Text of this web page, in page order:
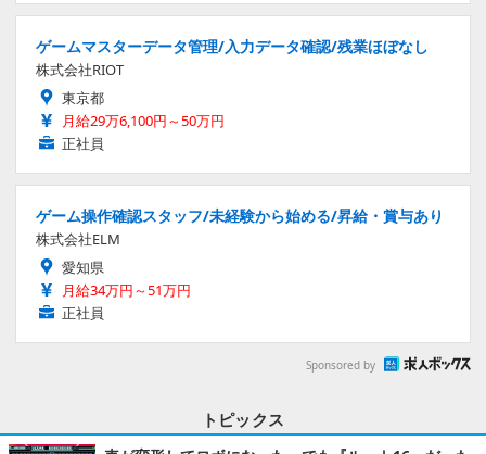
ゲームマスターデータ管理/入力データ確認/残業ほぼなし
株式会社RIOT
東京都
月給29万6,100円～50万円
正社員
ゲーム操作確認スタッフ/未経験から始める/昇給・賞与あり
株式会社ELM
愛知県
月給34万円～51万円
正社員
Sponsored by
トピックス